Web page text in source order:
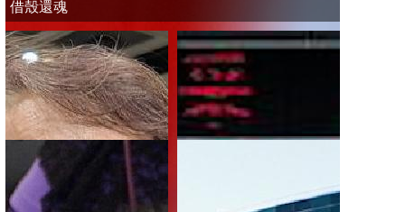
借殼還魂